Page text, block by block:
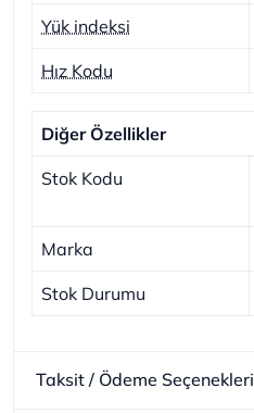
Yük indeksi
Hız Kodu
Diğer Özellikler
Stok Kodu
Marka
Stok Durumu
Taksit / Ödeme Seçenekleri